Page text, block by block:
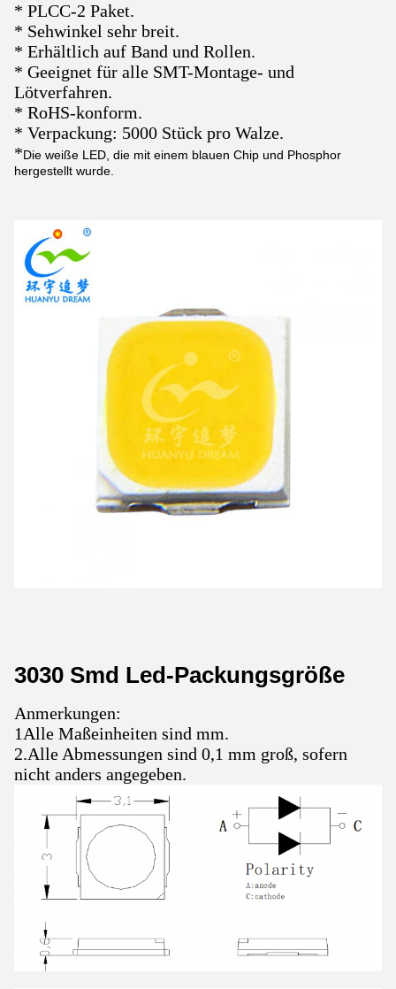
* PLCC-2 Paket.
* Sehwinkel sehr breit.
* Erhältlich auf Band und Rollen.
* Geeignet für alle SMT-Montage- und
Lötverfahren.
* RoHS-konform.
* Verpackung: 5000 Stück pro Walze.
*Die weiße LED, die mit einem blauen Chip und Phosphor
hergestellt wurde.
3030 Smd Led-Packungsgröße
Anmerkungen:
1Alle Maßeinheiten sind mm.
2.Alle Abmessungen sind 0,1 mm groß, sofern
nicht anders angegeben.